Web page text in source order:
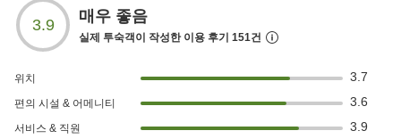
3.9 매우 좋음
실제 투숙객이 작성한 이용 후기 151건
위치 3.7
편의 시설 & 어메니티 3.6
서비스 & 직원 3.9